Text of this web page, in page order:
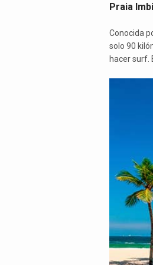
Praia
Conocida
solo 90
hacer surf.